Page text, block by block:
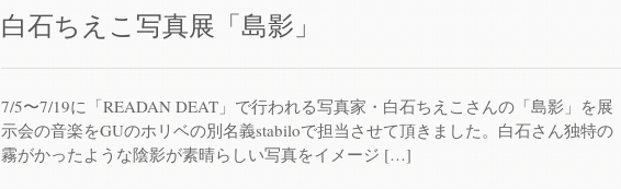
白石ちえこ写真展「島影」
7/5〜7/19に「READAN DEAT」で行われる写真家・白石ちえこさんの「島影」を展
示会の音楽をGUのホリベの別名義stabiloで担当させて頂きました。白石さん独特の
霧がかったような陰影が素晴らしい写真をイメージ […]